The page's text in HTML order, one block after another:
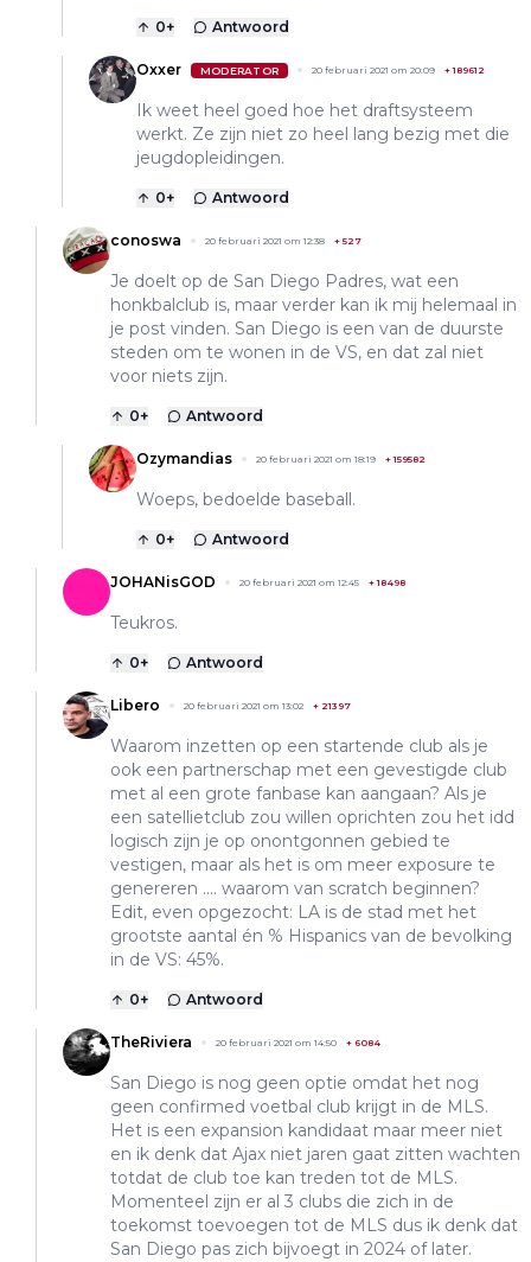
0+ Antwoord
Oxxer MODERATOR 20 februari 2021 om 20:09 +189612
Ik weet heel goed hoe het draftsysteem
werkt. Ze zijn niet zo heel lang bezig met die
jeugdopleidingen.
0+ Antwoord
conoswa 20 februari 2021 om 12:38 +527
Je doelt op de San Diego Padres, wat een
honkbalclub is, maar verder kan ik mij helemaal in
je post vinden. San Diego is een van de duurste
steden om te wonen in de VS, en dat zal niet
voor niets zijn.
0+ Antwoord
Ozymandias 20 februari 2021 om 18:19 +159582
Woeps, bedoelde baseball.
0+ Antwoord
JOHANisGOD 20 februari 2021 om 12:45 +18498
Teukros.
0+ Antwoord
Libero 20 februari 2021 om 13:02 + 21397
Waarom inzetten op een startende club als je
ook een partnerschap met een gevestigde club
met al een grote fanbase kan aangaan? Als je
een satellietclub zou willen oprichten zou het idd
logisch zijn je op onontgonnen gebied te
vestigen, maar als het is om meer exposure te
genereren .... waarom van scratch beginnen?
Edit, even opgezocht: LA is de stad met het
grootste aantal én % Hispanics van de bevolking
in de VS: 45%.
0+ Antwoord
TheRiviera 20 februari 2021 om 14:50 + 6084
San Diego is nog geen optie omdat het nog
geen confirmed voetbal club krijgt in de MLS.
Het is een expansion kandidaat maar meer niet
en ik denk dat Ajax niet jaren gaat zitten wachten
totdat de club toe kan treden tot de MLS.
Momenteel zijn er al 3 clubs die zich in de
toekomst toevoegen tot de MLS dus ik denk dat
San Diego pas zich bijvoegt in 2024 of later.